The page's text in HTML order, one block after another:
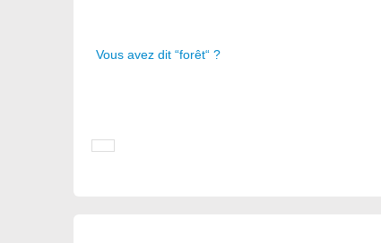
Vous avez dit “forêt“ ?